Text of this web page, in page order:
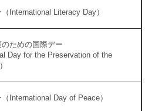
International Literacy Day）
ための国際デー
Day for the Preservation of the
International Day of Peace）